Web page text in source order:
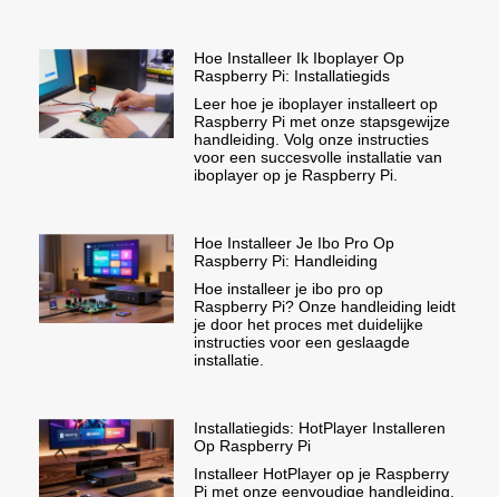
Hoe Installeer Ik Iboplayer Op
Raspberry Pi: Installatiegids
Leer hoe je iboplayer installeert op
Raspberry Pi met onze stapsgewijze
handleiding. Volg onze instructies
voor een succesvolle installatie van
iboplayer op je Raspberry Pi.
Hoe Installeer Je Ibo Pro Op
Raspberry Pi: Handleiding
Hoe installeer je ibo pro op
Raspberry Pi? Onze handleiding leidt
je door het proces met duidelijke
instructies voor een geslaagde
installatie.
Installatiegids: HotPlayer Installeren
Op Raspberry Pi
Installeer HotPlayer op je Raspberry
Pi met onze eenvoudige handleiding.